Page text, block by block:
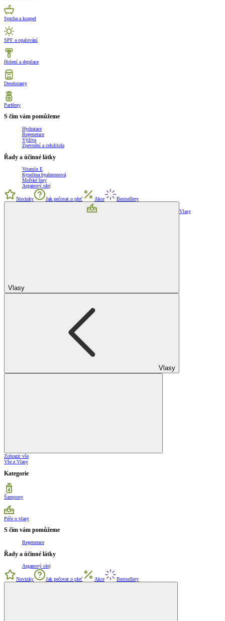
Sprcha a koupel
SPF a opalování
Holení a depilace
Deodoranty
Parfémy
S čím vám pomůžeme
Hydratace
Regenerace
Výživa
Zpevnění a celulitida
Řady a účinné látky
Vitamín E
Kyselina hyaluronová
Mořské řasy
Arganový olej
Novinky Jak pečovat o pleť Akce Bestsellery
Vlasy
Vlasy
Vlasy
Zobrazit vše
Vše z Vlasy
Kategorie
Šampony
Péče o vlasy
S čím vám pomůžeme
Regenerace
Řady a účinné látky
Arganový olej
Novinky Jak pečovat o pleť Akce Bestsellery